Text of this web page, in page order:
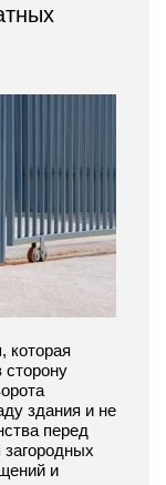
которая
сторону
здания и не
перед
и